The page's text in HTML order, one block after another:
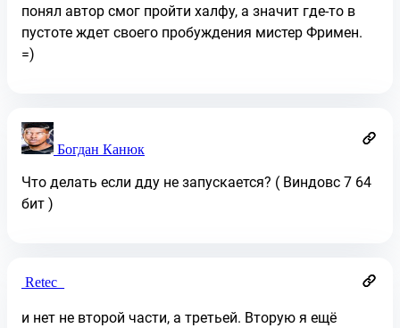
понял автор смог пройти халфу, а значит где-то в
пустоте ждет своего пробуждения мистер Фримен.
=)
Богдан Канюк
Что делать если дду не запускается? ( Виндовс 7 64
бит )
Retec_
и нет не второй части, а третьей. Вторую я ещё